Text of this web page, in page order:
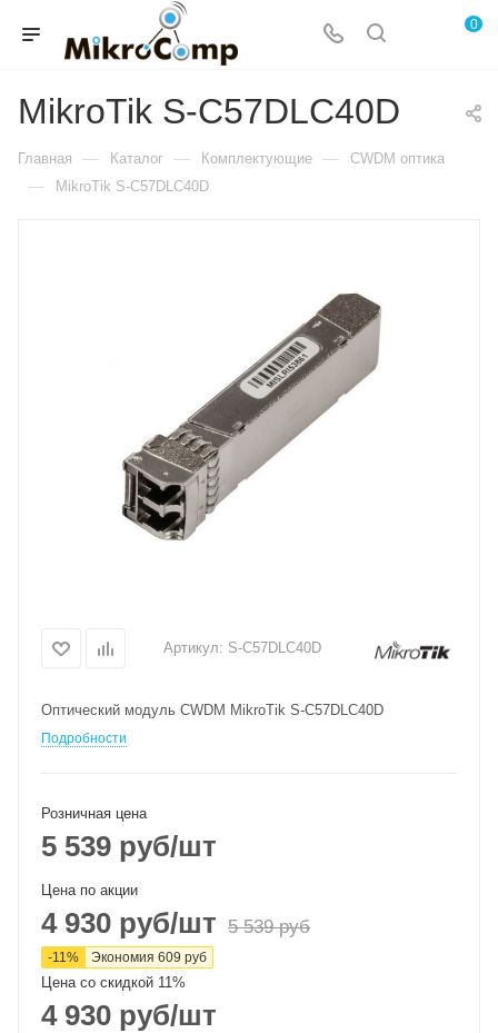
0
MikroTik S-C57DLC40D
Главная — Каталог — Комплектующие — CWDM оптика
— MikroTik S-C57DLC40D
Артикул: S-C57DLC40D
Оптический модуль CWDM MikroTik S-C57DLC40D
Подробности
Розничная цена
5 539 руб/шт
Цена по акции
4 930 руб/шт 5 539руб
-11% Экономия 609 руб
Цена со скидкой 11%
4 930 руб/шт